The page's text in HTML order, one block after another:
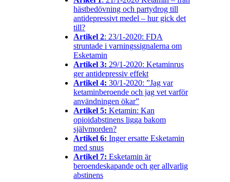
hästbedövning och partydrog till
antidepressivt medel – hur gick det
till?
Artikel 2: 23/1-2020: FDA
struntade i varningssignalerna om
Esketamin
Artikel 3: 29/1-2020: Ketaminrus
ger antidepressiv effekt
Artikel 4: 30/1-2020: ”Jag var
ketaminberoende och jag vet varför
användningen ökar”
Artikel 5: Ketamin: Kan
opioidabstinens ligga bakom
självmorden?
Artikel 6: Inger ersatte Esketamin
med snus
Artikel 7: Esketamin är
beroendeskapande och ger allvarlig
abstinens